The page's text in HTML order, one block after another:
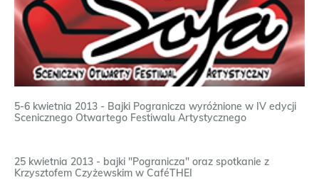
5-6 kwietnia 2013 - Bajki Pogranicza wyróżnione w IV edycji
Scenicznego Otwartego Festiwalu Artystycznego
25 kwietnia 2013 - bajki "Pogranicza" oraz spotkanie z
Krzysztofem Czyżewskim w CaféTHEI